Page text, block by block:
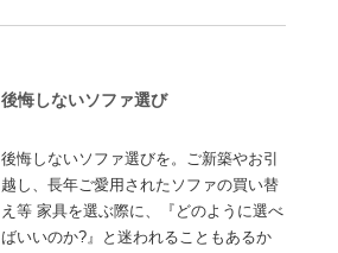
後悔しないソファ選び
後悔しないソファ選びを。ご新築やお引
越し、長年ご愛用されたソファの買い替
え等 家具を選ぶ際に、『どのように選べ
ばいいのか?』と迷われることもあるか